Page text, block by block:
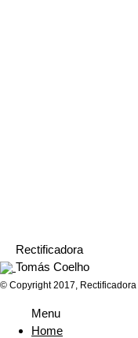
Rectificadora
Tomás Coelho
© Copyright 2017,
Menu
Home